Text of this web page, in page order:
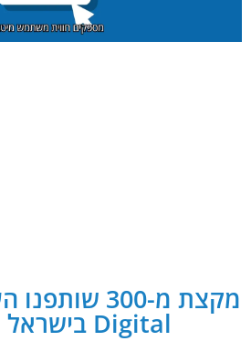
Digital בישראל ובעולם: